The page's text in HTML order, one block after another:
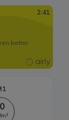
ich kopii;